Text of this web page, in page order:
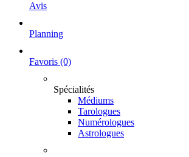
Avis
Planning
Favoris (0)
Spécialités
Médiums
Tarologues
Numérologues
Astrologues